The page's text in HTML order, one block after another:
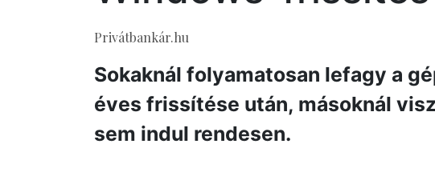
Privátbankár.hu
Sokaknál folyamatosan lefagy a
éves frissítése után, másoknál
sem indul rendesen.